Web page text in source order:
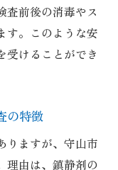
査前後の消毒やス
す。このような安
受けることができ
の特徴
りますが、守山市
理由は、鎮静剤の